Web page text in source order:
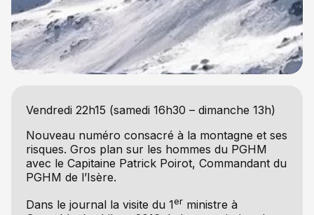
Vendredi 22h15 (samedi 16h30 – dimanche 13h)
Nouveau numéro consacré à la montagne et ses
risques. Gros plan sur les hommes du PGHM
avec le Capitaine Patrick Poirot, Commandant du
PGHM de l’Isère.
Dans le journal la visite du 1erministre à